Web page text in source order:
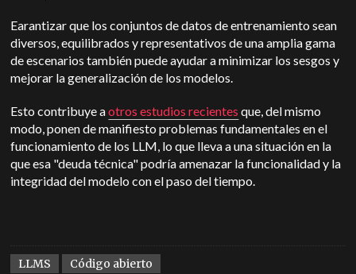
Earantizar que los conjuntos de datos de entrenamiento sean
diversos, equilibrados y representativos de una amplia gama
de escenarios también puede ayudar a minimizar los sesgos y
mejorar la generalización de los modelos.
Esto contribuye aotros estudios recientes que, del mismo
modo, ponen de manifiesto problemas fundamentales en el
funcionamiento de los LLM, lo que lleva a una situación en la
que esa "deuda técnica" podría amenazar la funcionalidad y la
integridad del modelo con el paso del tiempo.
LLMS Código abierto